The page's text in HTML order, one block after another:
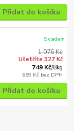
Přidat do košíku
1 076 Kč
Ušetříte 327 Kč
749 Kč/8kg
669 Kč bez DPH
Skladem
Přidat do košíku